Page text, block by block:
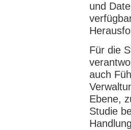
und
Für die
auch
Ebene,
Studie